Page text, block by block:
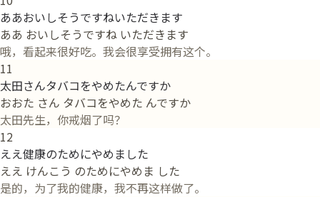
ああおいしそうですねいただきます
ああ おいしそうですね いただきます
哦，看起来很好吃。我会很享受拥有这个。
11
太田さんタバコをやめたんですか
おおた さん タバコをやめた んですか
太田先生，你戒烟了吗？
12
ええ健康のためにやめました
ええ けんこう のためにやめま した
是的，为了我的健康，我不再这样做了。